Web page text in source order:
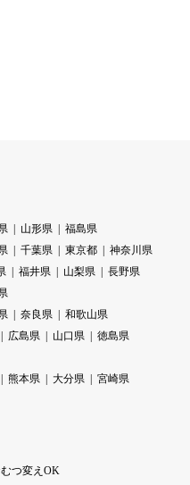
山形県
福島県
千葉県 東京都
神奈川県
福井県 山梨県
長野県
奈良県
和歌山県
広島県 山口県
徳島県
熊本県 大分県
宮崎県
つ変えOK